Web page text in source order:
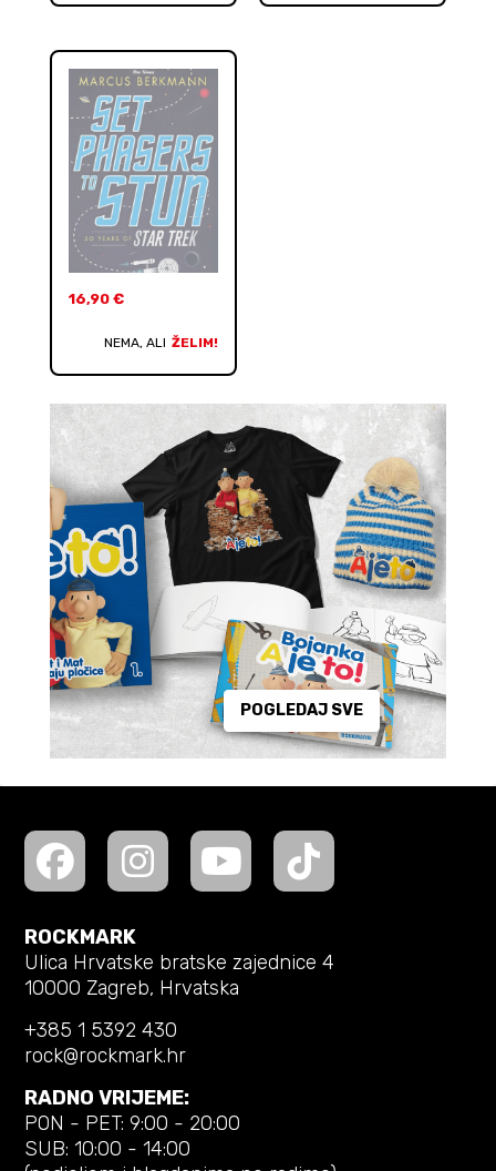
16,90 €
NEMA, ALI ŽELIM!
POGLEDAJ SVE
ROCKMARK
Ulica Hrvatske bratske zajednice 4
10000 Zagreb, Hrvatska
+385 1 5392 430
rock@rockmark.hr
RADNO VRIJEME:
PON - PET: 9:00 - 20:00
SUB: 10:00 - 14:00